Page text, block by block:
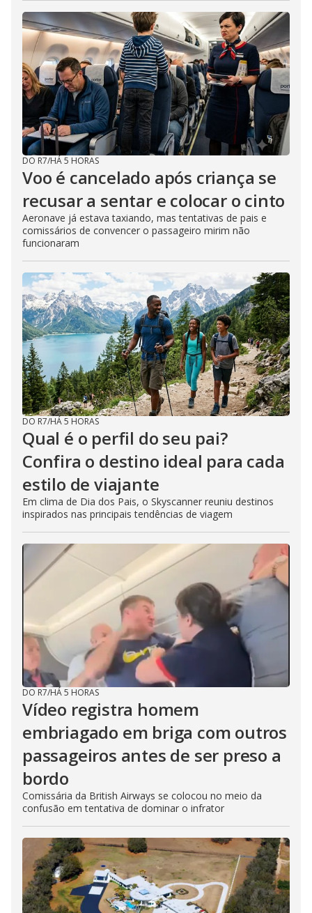
DO R7/HÁ 5 HORAS
Voo é cancelado após criança se
recusar a sentar e colocar o cinto
Aeronave já estava taxiando, mas tentativas de pais e
comissários de convencer o passageiro mirim não
funcionaram
DO R7/HÁ 5 HORAS
Qual é o perfil do seu pai?
Confira o destino ideal para cada
estilo de viajante
Em clima de Dia dos Pais, o Skyscanner reuniu destinos
inspirados nas principais tendências de viagem
DO R7/HÁ 5 HORAS
Vídeo registra homem
embriagado em briga com outros
passageiros antes de ser preso a
bordo
Comissária da British Airways se colocou no meio da
confusão em tentativa de dominar o infrator